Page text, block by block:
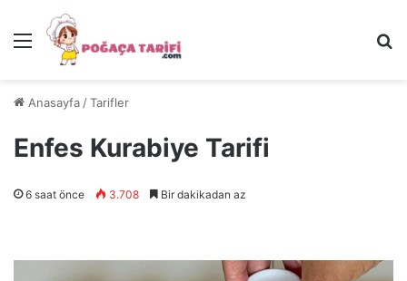
Menü
Anasayfa /Tarifler
Enfes Kurabiye Tarifi
6 saat önce 3.708 Bir dakikadan az